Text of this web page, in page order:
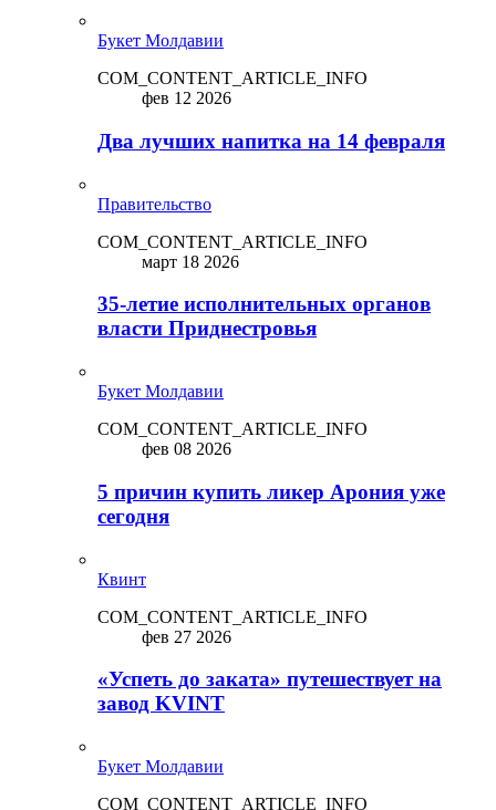
Букет Молдавии
COM_CONTENT_ARTICLE_INFO
фев 12 2026
Два лучших напитка на 14 февраля
Правительство
COM_CONTENT_ARTICLE_INFO
март 18 2026
35-летие исполнительных органов
власти Приднестровья
Букет Молдавии
COM_CONTENT_ARTICLE_INFO
фев 08 2026
5 причин купить ликep Арония уже
сегодня
Квинт
COM_CONTENT_ARTICLE_INFO
фев 27 2026
«Успеть до заката» путешествует на
завод KVINT
Букет Молдавии
COM_CONTENT_ARTICLE_INFO